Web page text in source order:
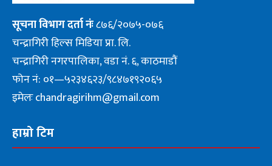
सूचनाविभाग दर्ता नंः८७६/२०७५-०७६
चन्द्रागिरी हिल्स मिडिया प्रा. लि.
चन्द्रागिरी नगरपालिका, वडा नं. ६, काठमाडौं
फोन नं: ०१—५२३४६२३/९८४७१९२०६५
इमेलः chandragirihm@gmail.com
हाम्रो टिम